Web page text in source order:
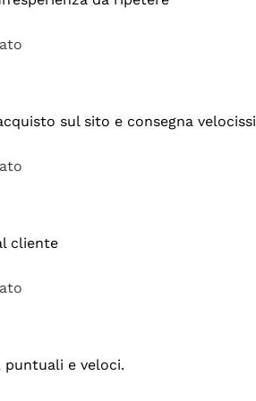
sul sito e consegna
cliente
puntuali e veloci.